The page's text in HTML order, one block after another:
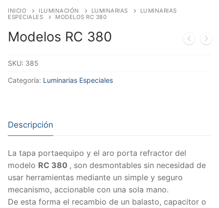
INICIO ILUMINACIÓN LUMINARIAS
LUMINARIAS
ESPECIALES
MODELOS RC 380
Modelos RC 380
SKU: 385
Categoría: Luminarias Especiales
Descripción
La tapa portaequipo y el aro porta refractor del
modelo RC 380 , son desmontables sin necesidad de
usar herramientas mediante un simple y seguro
mecanismo, accionable con una sola mano.
De esta forma el recambio de un balasto, capacitor o